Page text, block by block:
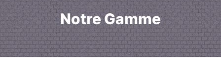
Notre Gamme